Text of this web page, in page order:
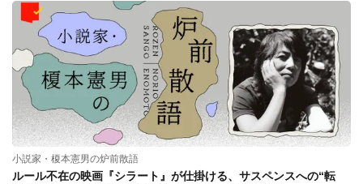
小説家・榎本憲男の炉前散語
ルール不在の映画『シラート』が仕掛ける、サスペンスへの“転